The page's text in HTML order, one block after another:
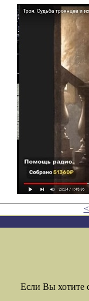
Если Вы хотите